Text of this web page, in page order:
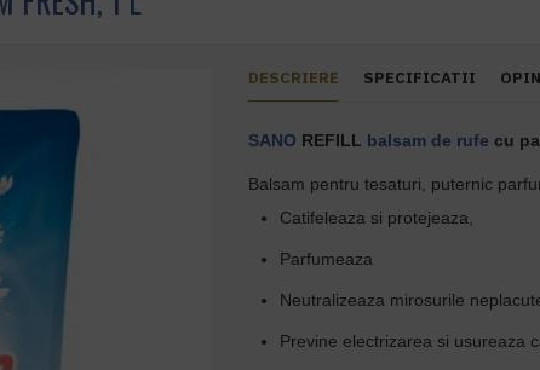
DESCRIERE SPECIFICATII
SANO REFILL balsam de rufe cu
Balsam pentru tesaturi, puternic
Catifeleaza si protejeaza,
Parfumeaza
Neutralizeaza mirosurile
Previne electrizarea si usureaza